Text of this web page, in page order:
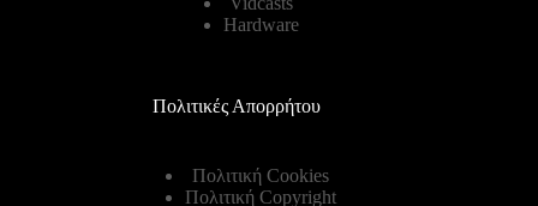
Hardware
Πολιτικές Απορρήτου
Πολιτική Cookies
Πολιτική Copyright